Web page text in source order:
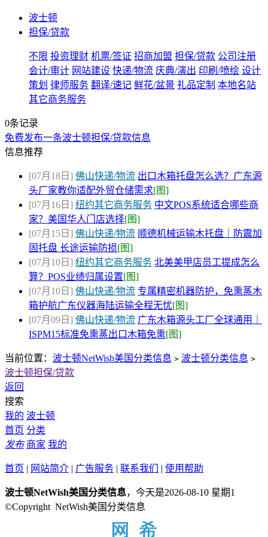
波士顿
担保/贷款
不限 投资理财 机票/签证 招商加盟 担保/贷款 公司注册
会计/审计 网站建设 快递/物流 庆典/演出 印刷/喷绘 设计
策划 律师服务 翻译/速记 鲜花/盆景 礼品定制 本地名站
其它商务服务
0条记录
免费发布一条波士顿担保/贷款信息
信息推荐
[07月18日] 佛山快递/物流 出口木箱托盘怎么选？广东源
头厂家教你适配外贸仓储需求[图]
[07月16日] 纽约其它商务服务 中文POS系统适合哪些商
家？美国华人门店选择[图]
[07月15日] 佛山快递/物流 顺德机械运输木托盘｜防震加
固托盘 长途运输防损[图]
[07月10日] 纽约其它商务服务 北美美甲店员工提成怎么
算？POS业绩归属设置[图]
[07月10日] 佛山快递/物流 专属精密机器防护，免熏蒸木
箱护航广东仪器海陆运输全程无忧[图]
[07月09日] 佛山快递/物流 广东木箱源头工厂全球通用｜
ISPM15标准免熏蒸出口木箱免熏[图]
当前位置： 波士顿NetWish美国分类信息 > 波士顿分类信息 >
波士顿担保/贷款
返回
搜索
我的 波士顿
首页 分类
发布 商家 我的
首页 | 网站简介 | 广告服务 | 联系我们 | 使用帮助
波士顿NetWish美国分类信息，今天是2026-08-10 星期1
©Copyright NetWish美国分类信息